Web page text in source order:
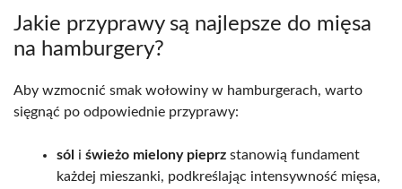
Jakie przyprawy są najlepsze do mięsa
na hamburgery?
Aby wzmocnić smak wołowiny w hamburgerach, warto
sięgnąć po odpowiednie przyprawy:
sól i świeżo mielony pieprz stanowią fundament
każdej mieszanki, podkreślając intensywność mięsa,